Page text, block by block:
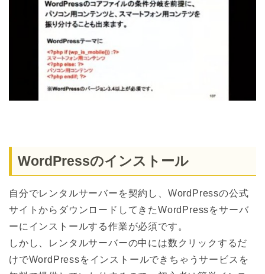
WordPressのインストール
自分でレンタルサーバーを契約し、WordPressの公式
サイトからダウンロードしてきたWordPressをサーバ
ーにインストールする作業が必須です。
しかし、レンタルサーバーの中には数クリックするだ
けでWordPressをインストールできちゃうサービスを